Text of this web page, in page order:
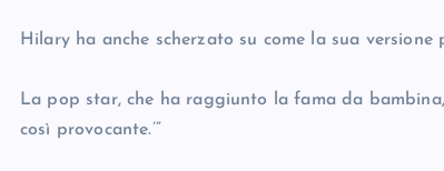
Hilary ha anche scherzato su come la sua
La pop star, che ha raggiunto la fama da
così provocante.’”